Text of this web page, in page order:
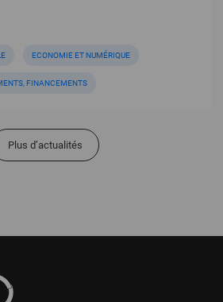
ECONOMIE ET NUMÉRIQUE
FINANCEMENTS
Plus d’actualités